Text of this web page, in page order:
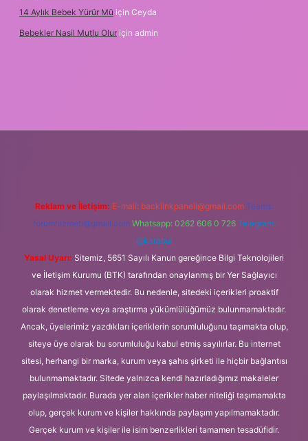
14 Aylık Bebek Yürür Mü için Ceyda
Bebekler Nasil Mutlu Olur için admin
Reklam ve İletişim: E-mail: backlinkpaneli@gmail.com Teams:
forumhizmeti@gmail.com Whatsapp: 0262 606 0 726 Telegram:
@karabul
Yasal Uyarı: Sitemiz, 5651 Sayılı Kanun gereğince Bilgi Teknolojileri
ve İletişim Kurumu (BTK) tarafından onaylanmış bir Yer Sağlayıcı
olarak hizmet vermektedir. Bu nedenle, sitedeki içerikleri proaktif
olarak denetleme veya araştırma yükümlülüğümüz bulunmamaktadır.
Ancak, üyelerimiz yazdıkları içeriklerin sorumluluğunu taşımakta olup,
siteye üye olarak bu sorumluluğu kabul etmiş sayılırlar. Bu internet
sitesi, herhangi bir marka, kurum veya şahıs şirketi ile hiçbir bağlantısı
bulunmamaktadır. Sitede yalnızca kendi hazırladığımız makaleler
paylaşılmaktadır. Burada yer alan içerikler haber niteliği taşımamakta
olup, gerçek kurum ve kişiler hakkında paylaşım yapılmamaktadır.
Gerçek kurum ve kişiler ile isim benzerlikleri tamamen tesadüfidir.